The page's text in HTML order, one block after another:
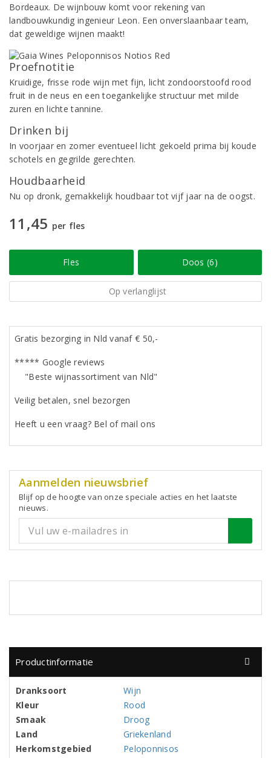
Bordeaux. De wijnbouw komt voor rekening van
landbouwkundig ingenieur Leon. Een onverslaanbaar team,
dat geweldige wijnen maakt!
Proefnotitie
Kruidige, frisse rode wijn met fijn, licht zondoorstoofd rood
fruit in de neus en een toegankelijke structuur met milde
zuren en lichte tannine.
Drinken bij
In voorjaar en zomer eventueel licht gekoeld prima bij koude
schotels en gegrilde gerechten.
Houdbaarheid
Nu op dronk, gemakkelijk houdbaar tot vijf jaar na de oogst.
11,45 per fles
Fles Doos (6)
Op verlanglijst
Gratis bezorging in Nld vanaf € 50,-
***** Google reviews
"Beste wijnassortiment van Nld"
Veilig betalen, snel bezorgen
Heeft u een vraag? Bel of mail ons
Aanmelden nieuwsbrief
Blijf op de hoogte van onze speciale acties en het laatste
nieuws.
Productinformatie
Dranksoort
Wijn
Kleur
Rood
Smaak
Droog
Land
Griekenland
Herkomstgebied
Peloponnisos